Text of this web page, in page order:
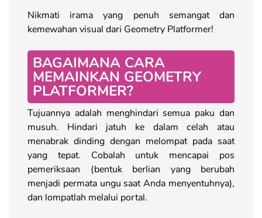
Nikmati irama yang penuh semangat dan
kemewahan visual dari Geometry Platformer!
BAGAIMANA CARA
MEMAINKAN GEOMETRY
PLATFORMER?
Tujuannya adalah menghindari semua paku dan
musuh. Hindari jatuh ke dalam celah atau
menabrak dinding dengan melompat pada saat
yang tepat. Cobalah untuk mencapai pos
pemeriksaan (bentuk berlian yang berubah
menjadi permata ungu saat Anda menyentuhnya),
dan lompatlah melalui portal.